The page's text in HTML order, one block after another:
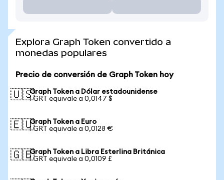
Explora Graph Token convertido a
monedas populares
Precio de conversión de Graph Token hoy
🇺🇸Graph Token a Dólar estadounidense
1 GRT equivale a 0,0147 $
🇪🇺Graph Token a Euro
1 GRT equivale a 0,0128 €
🇬🇧Graph Token a Libra Esterlina Británica
1 GRT equivale a 0,0109 £